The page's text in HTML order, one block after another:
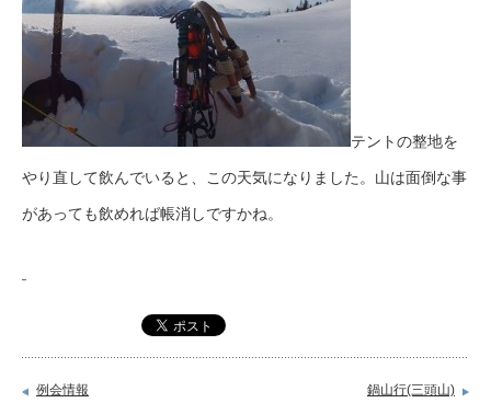
テントの整地を
やり直して飲んでいると、この天気になりました。山は面倒な事
があっても飲めれば帳消しですかね。
例会情報 鍋山行(三頭山)